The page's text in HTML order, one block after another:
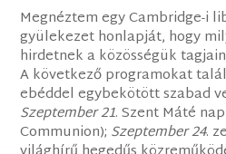
Megnéztem egy Cambridge-i
gyülekezet honlapját, hogy
hirdetnek a közösségük
A következő programokat
ebéddel egybekötött szabad
Szeptember 21. Szent Máté
Communion); Szeptember 24.